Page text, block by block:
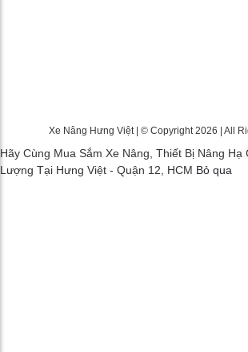
Xe Nâng Hưng Việt | © Copyright 2026 | All
Hãy Cùng Mua Sắm Xe Nâng, Thiết Bị Nâng Hạ
Lượng Tại Hưng Việt - Quận 12, HCM Bỏ qua